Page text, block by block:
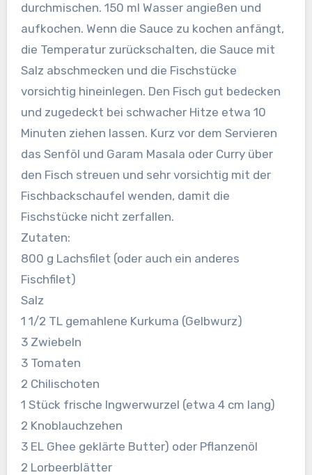
durchmischen. 150 ml Wasser angießen und
aufkochen. Wenn die Sauce zu kochen anfängt,
die Temperatur zurückschalten, die Sauce mit
Salz abschmecken und die Fischstücke
vorsichtig hineinlegen. Den Fisch gut bedecken
und zugedeckt bei schwacher Hitze etwa 10
Minuten ziehen lassen. Kurz vor dem Servieren
das Senföl und Garam Masala oder Curry über
den Fisch streuen und sehr vorsichtig mit der
Fischbackschaufel wenden, damit die
Fischstücke nicht zerfallen.
Zutaten:
800 g Lachsfilet (oder auch ein anderes
Fischfilet)
Salz
1 1/2 TL gemahlene Kurkuma (Gelbwurz)
3 Zwiebeln
3 Tomaten
2 Chilischoten
1 Stück frische Ingwerwurzel (etwa 4 cm lang)
2 Knoblauchzehen
3 EL Ghee geklärte Butter) oder Pflanzenöl
2 Lorbeerblätter